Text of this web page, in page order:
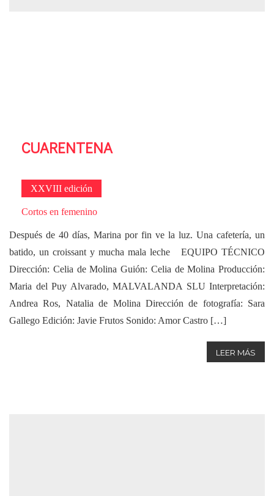
CUARENTENA
XXVIII edición
Cortos en femenino
Después de 40 días, Marina por fin ve la luz. Una cafetería, un
batido, un croissant y mucha mala leche EQUIPO TÉCNICO
Dirección: Celia de Molina Guión: Celia de Molina Producción:
Maria del Puy Alvarado, MALVALANDA SLU Interpretación:
Andrea Ros, Natalia de Molina Dirección de fotografía: Sara
Gallego Edición: Javie Frutos Sonido: Amor Castro […]
LEER MÁS